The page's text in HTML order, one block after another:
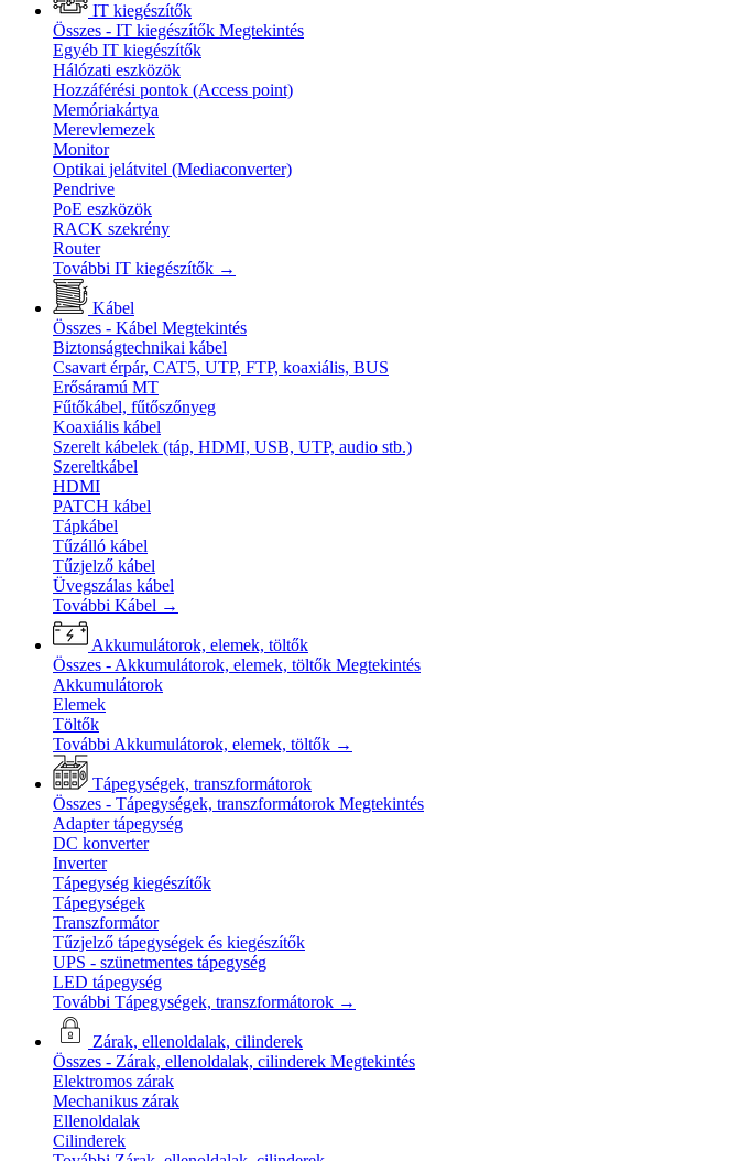
IT kiegészítők
Összes - IT kiegészítők Megtekintés
Egyéb IT kiegészítők
Hálózati eszközök
Hozzáférési pontok (Access point)
Memóriakártya
Merevlemezek
Monitor
Optikai jelátvitel (Mediaconverter)
Pendrive
PoE eszközök
RACK szekrény
Router
További IT kiegészítők →
Kábel
Összes - Kábel Megtekintés
Biztonságtechnikai kábel
Csavart érpár, CAT5, UTP, FTP, koaxiális, BUS
Erősáramú MT
Fűtőkábel, fűtőszőnyeg
Koaxiális kábel
Szerelt kábelek (táp, HDMI, USB, UTP, audio stb.)
Szereltkábel
HDMI
PATCH kábel
Tápkábel
Tűzálló kábel
Tűzjelző kábel
Üvegszálas kábel
További Kábel →
Akkumulátorok, elemek, töltők
Összes - Akkumulátorok, elemek, töltők Megtekintés
Akkumulátorok
Elemek
Töltők
További Akkumulátorok, elemek, töltők →
Tápegységek, transzformátorok
Összes - Tápegységek, transzformátorok Megtekintés
Adapter tápegység
DC konverter
Inverter
Tápegység kiegészítők
Tápegységek
Transzformátor
Tűzjelző tápegységek és kiegészítők
UPS - szünetmentes tápegység
LED tápegység
További Tápegységek, transzformátorok →
Zárak, ellenoldalak, cilinderek
Összes - Zárak, ellenoldalak, cilinderek Megtekintés
Elektromos zárak
Mechanikus zárak
Ellenoldalak
Cilinderek